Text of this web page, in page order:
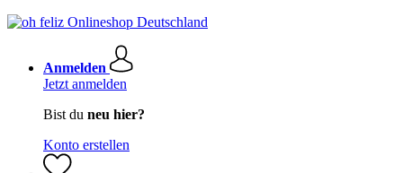
Anmelden
Jetzt anmelden
Bist du neu hier?
Konto erstellen